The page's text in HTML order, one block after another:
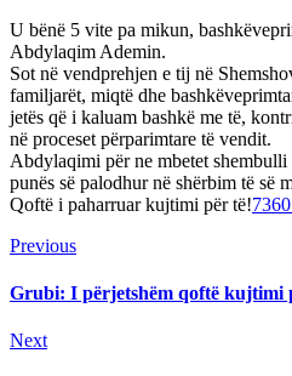
U bënë 5 vite pa mikun,
Abdylaqim Ademin.
Sot në vendprehjen e tij në
familjarët, miqtë dhe
jetës që i kaluam bashkë me të,
në proceset përparimtare të vendit.
Abdylaqimi për ne mbetet
punës së palodhur në shërbim të së
Qoftë i paharruar kujtimi për të!
Continue
Reading
PreviousPrevious
Grubi: I përjetshëm qoftë kujtimi
NextNext